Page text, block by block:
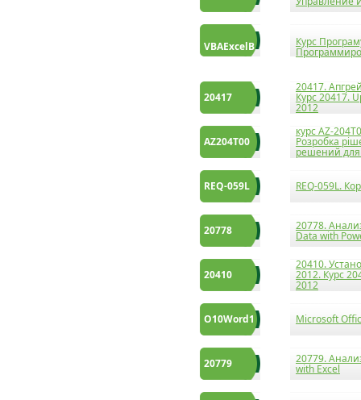
VBAExcelB Курс
20417
20417.
Курс 20417.
2012
AZ204T00
курс AZ-
Розробка
решений
REQ-059L REQ-059L.
20778 20778.
Data with
20410
20410.
2012. Курс
2012
O10Word1 Microsoft
20779 20779.
with Excel